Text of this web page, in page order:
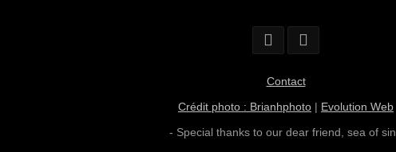
Contact
Crédit photo : Brianhphoto | Evolution Web
- Special thanks to our dear friend, sea of sin